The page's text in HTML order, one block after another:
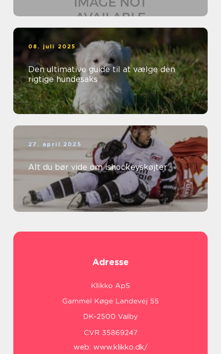
08. juli 2025
Den ultimative guide til at vælge den
rigtige hundesaks
27. april 2025
Alt du bør vide om ishockeyskøjter
Adresse
web: www.klikko.dk/